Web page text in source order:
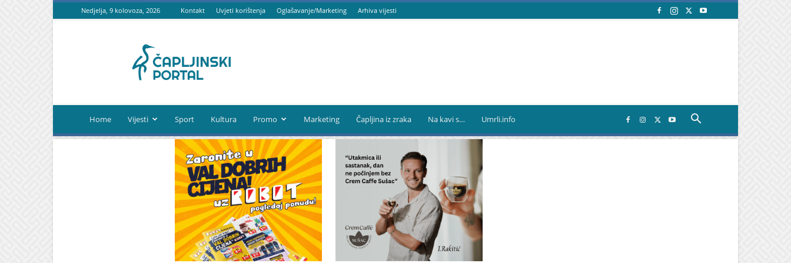
Nedjelja, 9 kolovoza, 2026 Kontakt Uvjeti korištenja Oglašavanje/Marketing Arhiva vijesti
portal
Home Vijesti Sport Kultura Promo Marketing Čapljina iz zraka Na kavi s… Umrli.info